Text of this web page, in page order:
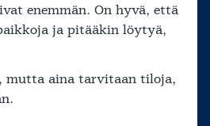
enemmän. On hyvä, että
ja pitääkin löytyä,
mutta aina tarvitaan tiloja,